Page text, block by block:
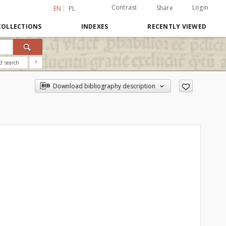
EN PL Contrast Share Login
INDEXES RECENTLY VIEWED
search ?
Download bibliography description